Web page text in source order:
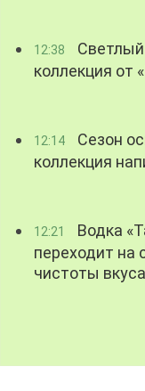
12:38
Светлый
коллекция от
12:14
Сезон
коллекция
12:21
Водка
переходит на
чистоты вкуса